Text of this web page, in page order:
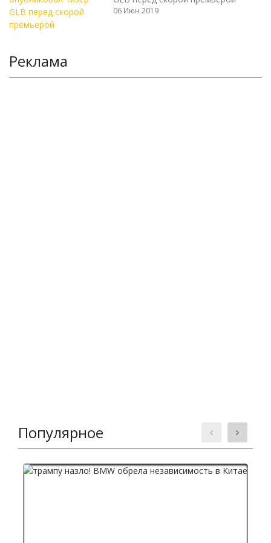
06 Июн 2019
Реклама
Популярное